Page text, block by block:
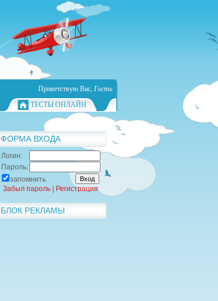
Приветствую Вас, Гость
ТЕСТЫ ОНЛАЙН
ФОРМА ВХОДА
Логин:
Пароль:
запомнить
Забыл пароль
Регистрация
БЛОК РЕКЛАМЫ